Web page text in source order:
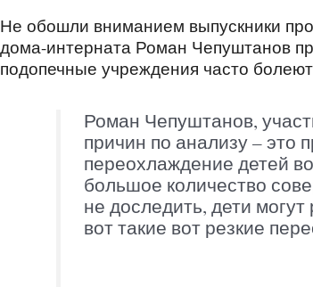
Не обошли вниманием выпускники
дома-интерната Роман Чепуштанов
подопечные учреждения часто
Роман Чепуштанов,
причин по анализу – это
переохлаждение детей
большое количество
не доследить, дети
вот такие вот резкие